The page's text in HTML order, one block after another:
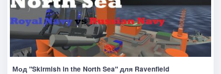
Мод "Skirmish in the North Sea" для Ravenfield